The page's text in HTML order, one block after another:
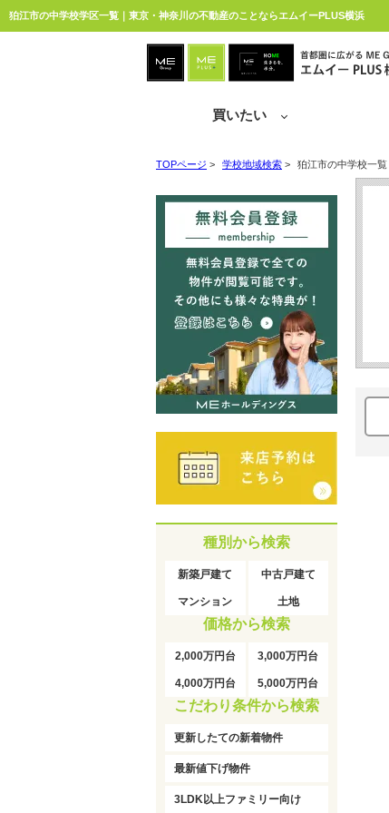
狛江市の中学校学区一覧｜東京・神奈川の不動産のことならエムイーPLUS横浜
買いたい
TOPページ > 学校地域検索 > 狛江市の中学校一覧
種別から検索
新築戸建て 中古戸建て
マンション 土地
価格から検索
2,000万円台 3,000万円台
4,000万円台 5,000万円台
こだわり条件から検索
更新したての新着物件
最新値下げ物件
3LDK以上ファミリー向け